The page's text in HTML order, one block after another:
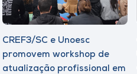
CREF3/SC e Unoesc
promovem workshop de
atualização profissional em